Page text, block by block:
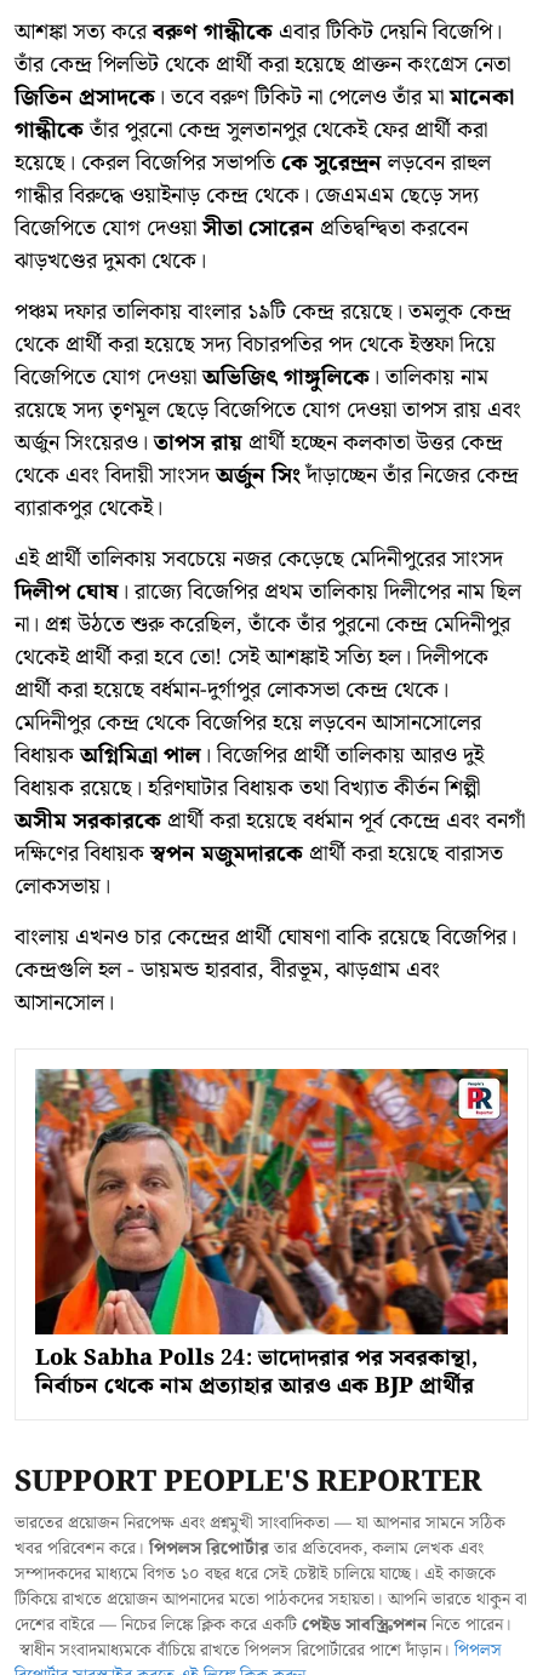
আশঙ্কা সত্য করেবরুণ গান্ধীকে এবার টিকিট দেয়নি বিজেপি।
তাঁর কেন্দ্র পিলভিট থেকে প্রার্থী করা হয়েছে প্রাক্তন কংগ্রেস নেতা
জিতিন প্রসাদকে। তবে বরুণ টিকিট না পেলেও তাঁর মামানেকা
গান্ধীকেতাঁর পুরনো কেন্দ্র সুলতানপুর থেকেই ফের প্রার্থী করা
হয়েছে। কেরল বিজেপির সভাপতিকে সুরেন্দ্রনলড়বেন রাহুল
গান্ধীর বিরুদ্ধে ওয়াইনাড় কেন্দ্র থেকে। জেএমএম ছেড়ে সদ্য
বিজেপিতে যোগ দেওয়াসীতা সোরেন প্রতিদ্বন্দ্বিতা করবেন
ঝাড়খণ্ডের দুমকা থেকে।
পঞ্চম দফার তালিকায় বাংলার ১৯টি কেন্দ্র রয়েছে। তমলুক কেন্দ্র
থেকে প্রার্থী করা হয়েছে সদ্য বিচারপতির পদ থেকে ইস্তফা দিয়ে
বিজেপিতে যোগ দেওয়াঅভিজিৎ গাঙ্গুলিকে। তালিকায় নাম
রয়েছে সদ্য তৃণমূল ছেড়ে বিজেপিতে যোগ দেওয়া তাপস রায় এবং
অর্জুন সিংয়েরও।তাপস রায় প্রার্থী হচ্ছেন কলকাতা উত্তর কেন্দ্র
থেকে এবং বিদায়ী সাংসদঅর্জুন সিংদাঁড়াচ্ছেন তাঁর নিজের কেন্দ্র
ব্যারাকপুর থেকেই।
এই প্রার্থী তালিকায় সবচেয়ে নজর কেড়েছে মেদিনীপুরের সাংসদ
দিলীপ ঘোষ। রাজ্যে বিজেপির প্রথম তালিকায় দিলীপের নাম ছিল
না। প্রশ্ন উঠতে শুরু করেছিল, তাঁকে তাঁর পুরনো কেন্দ্র মেদিনীপুর
থেকেই প্রার্থী করা হবে তো! সেই আশঙ্কাই সত্যি হল। দিলীপকে
প্রার্থী করা হয়েছে বর্ধমান-দুর্গাপুর লোকসভা কেন্দ্র থেকে।
মেদিনীপুর কেন্দ্র থেকে বিজেপির হয়ে লড়বেন আসানসোলের
বিধায়কঅগ্নিমিত্রা পাল। বিজেপির প্রার্থী তালিকায় আরও দুই
বিধায়ক রয়েছে। হরিণঘাটার বিধায়ক তথা বিখ্যাত কীর্তন শিল্পী
অসীম সরকারকে প্রার্থী করা হয়েছে বর্ধমান পূর্ব কেন্দ্রে এবং বনগাঁ
দক্ষিণের বিধায়কস্বপন মজুমদারকে প্রার্থী করা হয়েছে বারাসত
লোকসভায়।
বাংলায় এখনও চার কেন্দ্রের প্রার্থী ঘোষণা বাকি রয়েছে বিজেপির।
কেন্দ্রগুলি হল - ডায়মন্ড হারবার, বীরভূম, ঝাড়গ্রাম এবং
আসানসোল।
Lok Sabha Polls 24: ভাদোদরার পর সবরকান্থা,
নির্বাচন থেকে নাম প্রত্যাহার আরও এক BJP প্রার্থীর
SUPPORT PEOPLE'S REPORTER
ভারতের প্রয়োজন নিরপেক্ষ এবং প্রশ্নমুখী সাংবাদিকতা — যা আপনার সামনে সঠিক
খবর পরিবেশন করে।পিপলস রিপোর্টারতার প্রতিবেদক, কলাম লেখক এবং
সম্পাদকদের মাধ্যমে বিগত ১০ বছর ধরে সেই চেষ্টাই চালিয়ে যাচ্ছে। এই কাজকে
টিকিয়ে রাখতে প্রয়োজন আপনাদের মতো পাঠকদের সহায়তা। আপনি ভারতে থাকুন বা
দেশের বাইরে — নিচের লিঙ্কে ক্লিক করে একটিপেইড সাবস্ক্রিপশননিতে পারেন।
স্বাধীন সংবাদমাধ্যমকে বাঁচিয়ে রাখতে পিপলস রিপোর্টারের পাশে দাঁড়ান।পিপলস